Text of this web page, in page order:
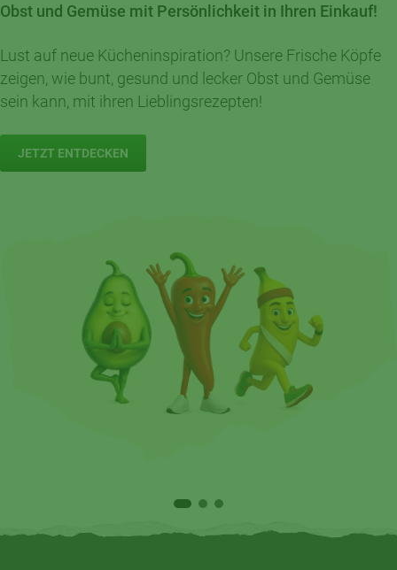
Obst und Gemüse mit Persönlichkeit in Ihren Einkauf!
Lust auf neue Kücheninspiration? Unsere Frische Köpfe
zeigen, wie bunt, gesund und lecker Obst und Gemüse
sein kann, mit ihren Lieblingsrezepten!
JETZT ENTDECKEN